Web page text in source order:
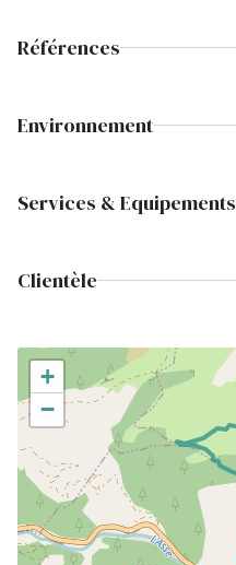
Références
Environnement
Services & Equipements
Clientèle
+
−